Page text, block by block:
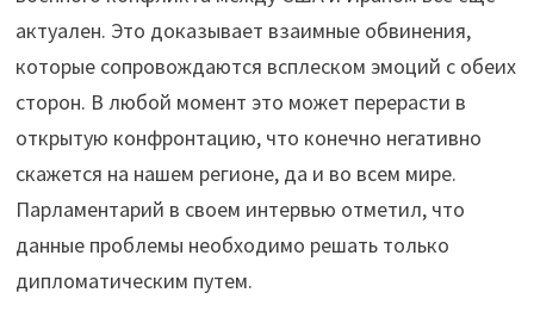
актуален. Это доказывает взаимные обвинения,
которые сопровождаются всплеском эмоций с обеих
сторон. В любой момент это может перерасти в
открытую конфронтацию, что конечно негативно
скажется на нашем регионе, да и во всем мире.
Парламентарий в своем интервью отметил, что
данные проблемы необходимо решать только
дипломатическим путем.